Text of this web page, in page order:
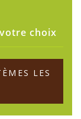
choix
LES